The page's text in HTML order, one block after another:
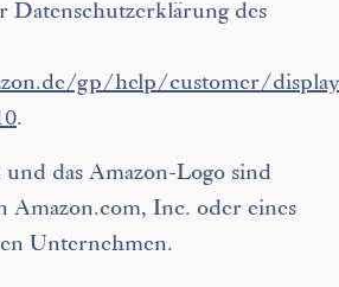
Datenschutzerklärung des
gp/help/customer/
.
das Amazon-Logo sind
Amazon.com, Inc. oder eines
Unternehmen.